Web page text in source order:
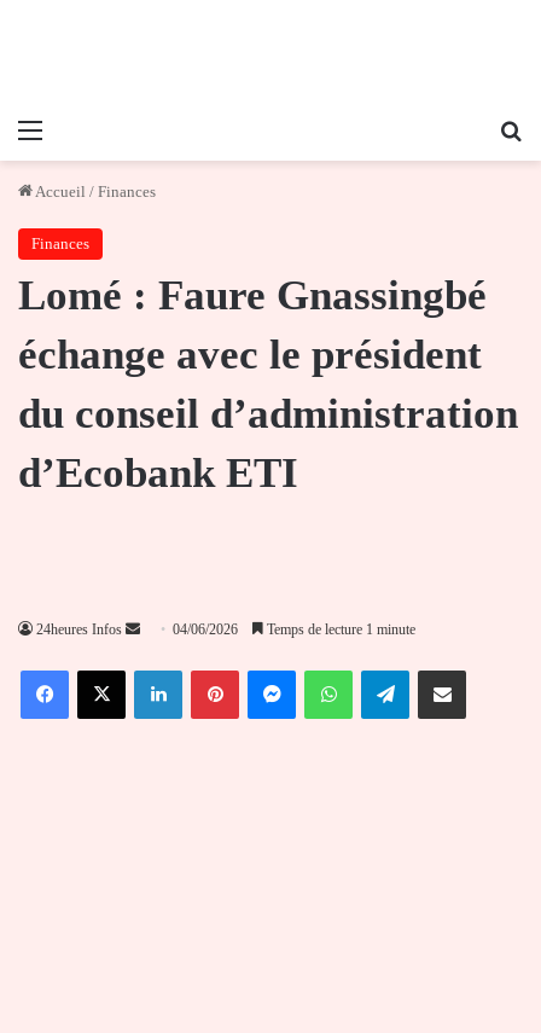
Menu
Accueil / Finances
Finances
Lomé : Faure Gnassingbé
échange avec le président
du conseil d’administration
d’Ecobank ETI
24heures Infos
Envoyer
courriel
04/06/2026 Temps de lecture 1 minute
FacebookX LinkedinPinterestMessengerWhatsAppTelegramPartager par email